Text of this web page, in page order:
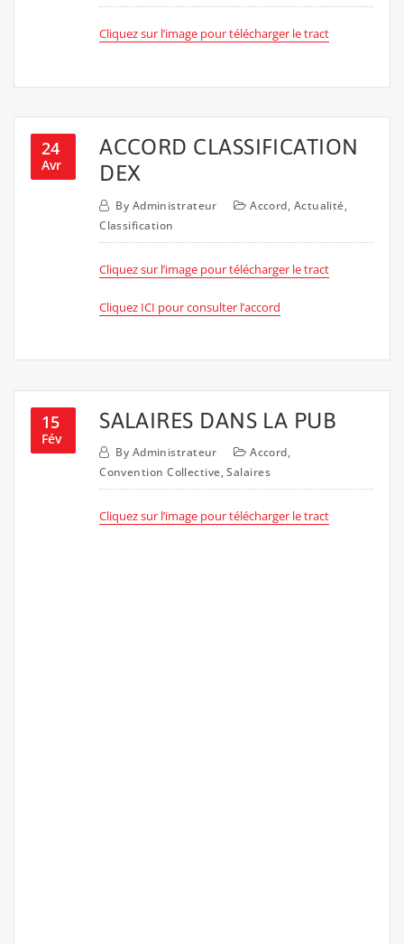
Cliquez sur l’image pour télécharger le tract
24
Avr
ACCORD CLASSIFICATION
DEX
By Administrateur Accord, Actualité,
Classification
Cliquez sur l’image pour télécharger le tract
Cliquez ICI pour consulter l’accord
15
Fév
SALAIRES DANS LA PUB
By Administrateur Accord,
Convention Collective,Salaires
Cliquez sur l’image pour télécharger le tract